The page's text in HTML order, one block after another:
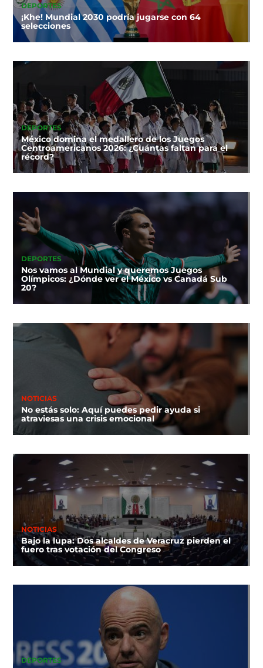
DEPORTES
¡Khe! Mundial 2030 podría jugarse con 64
selecciones
DEPORTES
México domina el medallero de los Juegos
Centroamericanos 2026: ¿Cuántas faltan para el
récord?
DEPORTES
Nos vamos al Mundial y queremos Juegos
Olímpicos: ¿Dónde ver el México vs Canadá Sub
20?
NOTICIAS
No estás solo: Aquí puedes pedir ayuda si
atraviesas una crisis emocional
NOTICIAS
Bajo la lupa: Dos alcaldes de Veracruz pierden el
fuero tras votación del Congreso
DEPORTES